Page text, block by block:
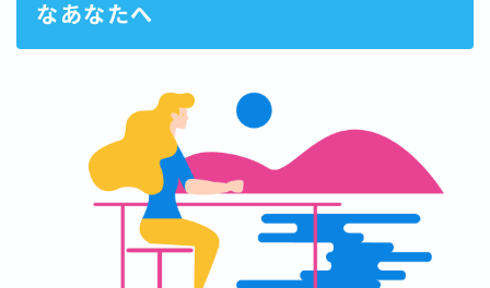
Follow Me
なあなたへ